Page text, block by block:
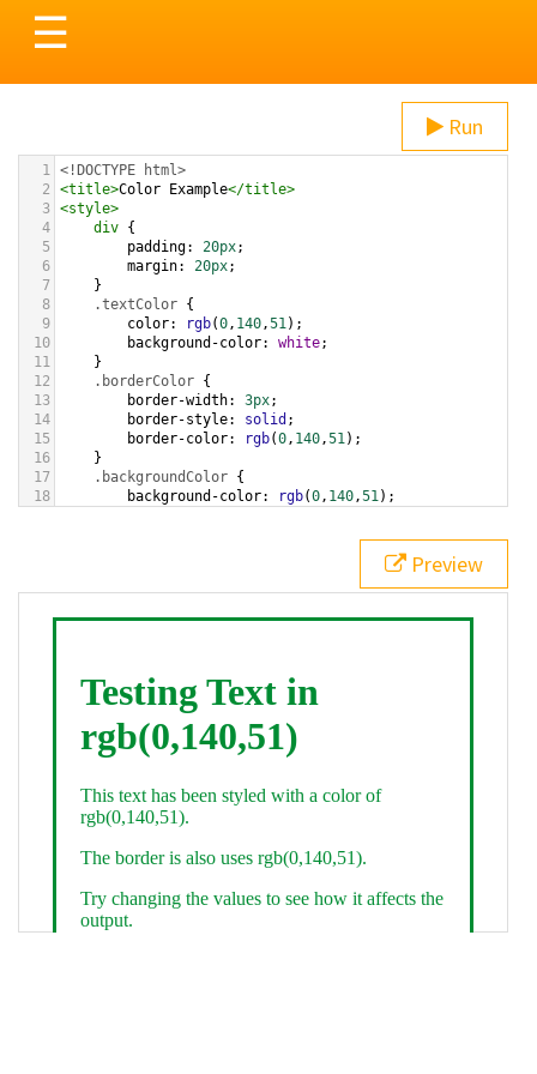
Toggle
navigation
☰
Run
1 <!DOCTYPE html>
2
<title>Color Example</title>
3 <style>
4
div {
5
padding: 20px;
6
margin: 20px;
7
}
8
.textColor {
9
color: rgb(0, 140,51);
10
background-color: white;
11
}
12
.borderColor {
13
border-width: 3px;
14
border-style: solid ;
15
border-color: rgb(0, 140,51);
16
}
17
.backgroundColor {
18
background-color: rgb(0, 140,51);
bottom ,
white, rgb(0,140,51));
div class="textColor borderColor"
< h1>Testing Text in rgb(0,140,51)
Preview